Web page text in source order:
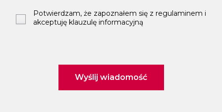
Potwierdzam, że zapoznałem się z regulaminem i
akceptuję klauzulę informacyjną